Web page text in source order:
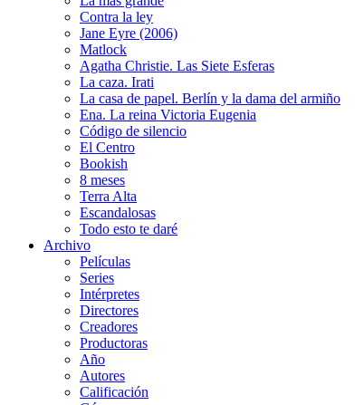
Contra la ley
Jane Eyre (2006)
Matlock
Agatha Christie. Las Siete Esferas
La caza. Irati
La casa de papel. Berlín y la dama del armiño
Ena. La reina Victoria Eugenia
Código de silencio
El Centro
Bookish
8 meses
Terra Alta
Escandalosas
Todo esto te daré
Archivo
Películas
Series
Intérpretes
Directores
Creadores
Productoras
Año
Autores
Calificación